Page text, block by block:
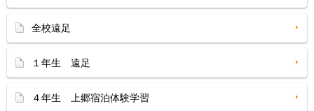
全校遠足
１年生 遠足
４年生 上郷宿泊体験学習